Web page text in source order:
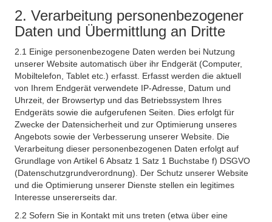
2. Verarbeitung personenbezogener
Daten und Übermittlung an Dritte
2.1 Einige personenbezogene Daten werden bei Nutzung
unserer Website automatisch über ihr Endgerät (Computer,
Mobiltelefon, Tablet etc.) erfasst. Erfasst werden die aktuell
von Ihrem Endgerät verwendete IP-Adresse, Datum und
Uhrzeit, der Browsertyp und das Betriebssystem Ihres
Endgeräts sowie die aufgerufenen Seiten. Dies erfolgt für
Zwecke der Datensicherheit und zur Optimierung unseres
Angebots sowie der Verbesserung unserer Website. Die
Verarbeitung dieser personenbezogenen Daten erfolgt auf
Grundlage von Artikel 6 Absatz 1 Satz 1 Buchstabe f) DSGVO
(Datenschutzgrundverordnung). Der Schutz unserer Website
und die Optimierung unserer Dienste stellen ein legitimes
Interesse unsererseits dar.
2.2 Sofern Sie in Kontakt mit uns treten (etwa über eine